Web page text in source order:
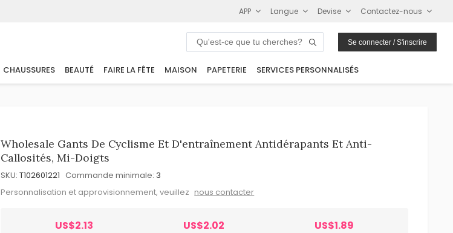
APP Langue Devise Contactez-nous
Se connecter / S'inscrire
CHAUSSURES BEAUTÉ FAIRE LA FÊTE MAISON PAPETERIE SERVICES PERSONNALISÉS
Wholesale Gants De Cyclisme Et D'entraînement Antidérapants Et Anti-
Callosités, Mi-Doigts
SKU: T102601221 Commande minimale: 3
Personnalisation et approvisionnement, veuillez nous contacter
US$2.13 US$2.02 US$1.89